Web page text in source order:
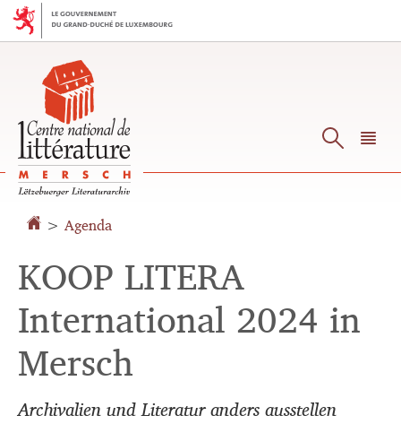
Aller
navigation
Aller
> Agenda
KOOP LITERA
International 2024 in
Mersch
Archivalien und Literatur anders ausstellen